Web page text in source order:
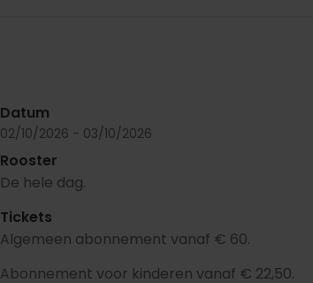
Datum
02/10/2026 - 03/10/2026
Rooster
De hele dag.
Tickets
Algemeen abonnement vanaf € 60.
Abonnement voor kinderen vanaf € 22,50.